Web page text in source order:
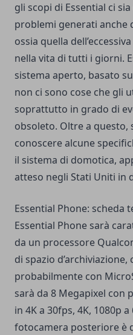
gli scopi di Essential ci
problemi generati anche
ossia quella
nella vita di tutti i giorni.
sistema aperto, basato
non ci sono cose che gli
soprattutto in grado di
obsoleto. Oltre a questo,
conoscere alcune
il sistema di domotica,
atteso negli Stati Uniti in
Essential Phone: scheda
Essential Phone sarà
da un processore
di spazio
probabilmente con
sarà da 8 Megapixel con
in 4K a 30fps, 4K, 1080p
fotocamera posteriore è